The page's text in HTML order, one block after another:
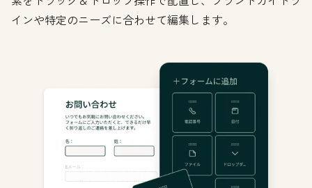
インや特定のニーズに合わせて編集します。